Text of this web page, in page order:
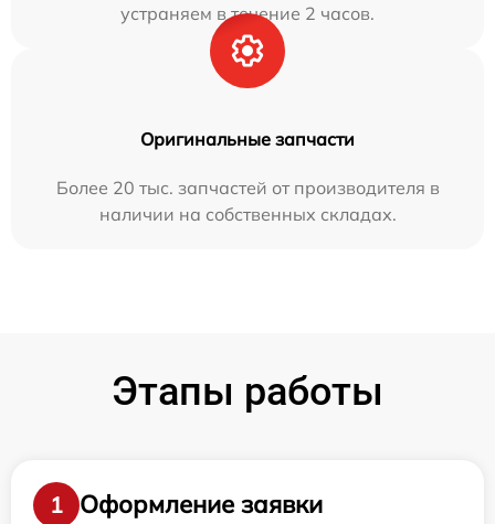
устраняем в течение 2 часов.
Оригинальные запчасти
Более 20 тыс. запчастей от производителя в
наличии на собственных складах.
Этапы работы
1
Оформление заявки